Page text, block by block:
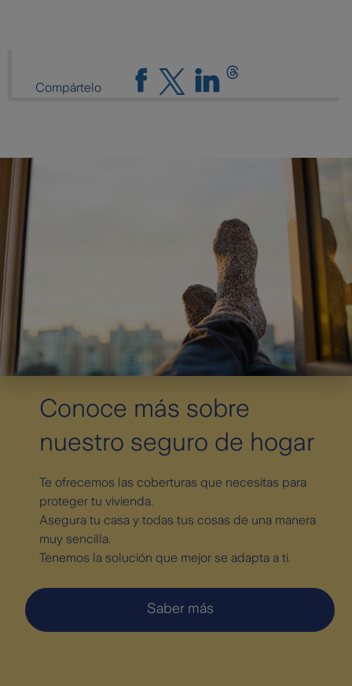
Compártelo
Conoce más sobre
nuestro seguro de hogar
Te ofrecemos las coberturas que necesitas para
proteger tu vivienda.
Asegura tu casa y todas tus cosas de una manera
muy sencilla.
Tenemos la solución que mejor se adapta a ti.
Saber más